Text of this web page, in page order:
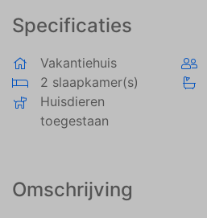
Specificaties
Vakantiehuis
2 slaapkamer(s)
Huisdieren
toegestaan
Omschrijving